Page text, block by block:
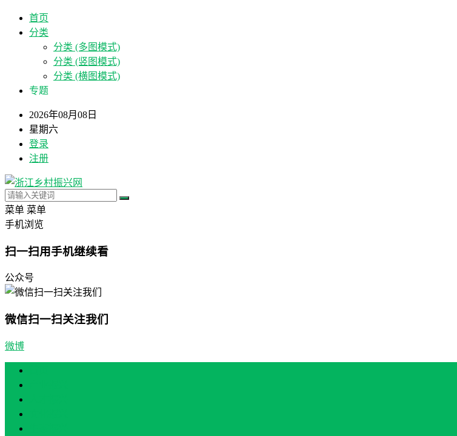
首页
分类
分类 (多图模式)
分类 (竖图模式)
分类 (横图模式)
专题
2026年08月08日
星期六
登录
注册
菜单 菜单
手机浏览
扫一扫用手机继续看
公众号
微信扫一扫关注我们
微博